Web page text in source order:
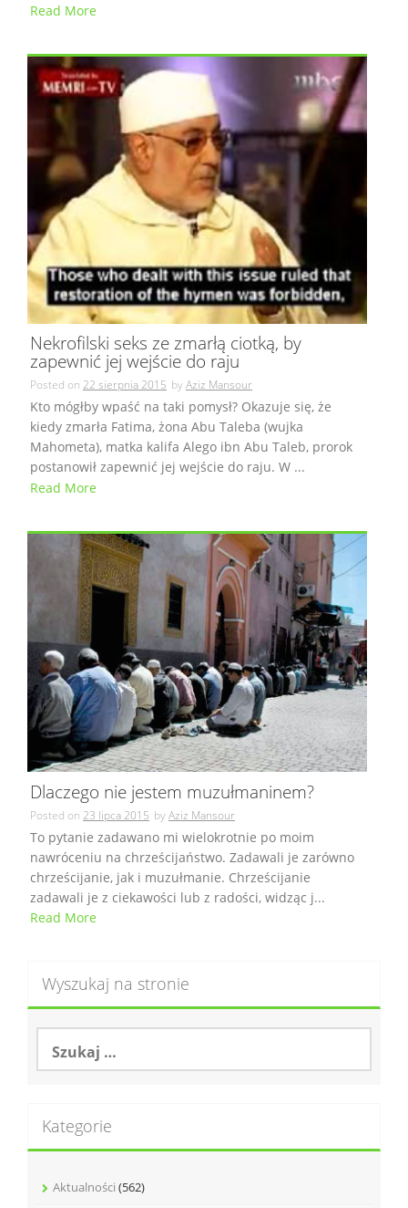
Read More
Nekrofilski seks ze zmarłą ciotką, by
zapewnić jej wejście do raju
Posted on 22 sierpnia 2015 byAziz Mansour
Kto mógłby wpaść na taki pomysł? Okazuje się, że
kiedy zmarła Fatima, żona Abu Taleba (wujka
Mahometa), matka kalifa Alego ibn Abu Taleb, prorok
postanowił zapewnić jej wejście do raju. W ...
Read More
Dlaczego nie jestem muzułmaninem?
Posted on 23 lipca 2015 byAziz Mansour
To pytanie zadawano mi wielokrotnie po moim
nawróceniu na chrześcijaństwo. Zadawali je zarówno
chrześcijanie, jak i muzułmanie. Chrześcijanie
zadawali je z ciekawości lub z radości, widząc j...
Read More
Wyszukaj na stronie
u
:
Kategorie
Aktualności (562)